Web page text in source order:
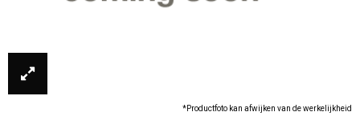
*Productfoto kan afwijken van de werkelijkheid